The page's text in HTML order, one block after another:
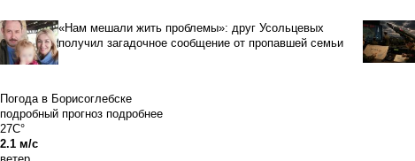
«Нам мешали жить проблемы»: друг Усольцевых
получил загадочное сообщение от пропавшей семьи
Погода в Борисоглебске
подробный прогноз подробнее
27C°
2.1 м/с